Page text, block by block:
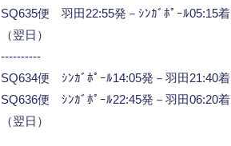
SQ635便 羽田22:55発－ｼﾝｶﾞﾎﾟｰﾙ05:15着
（翌日）
----------
SQ634便 ｼﾝｶﾞﾎﾟｰﾙ14:05発－羽田21:40着
SQ636便 ｼﾝｶﾞﾎﾟｰﾙ22:45発－羽田06:20着
（翌日）